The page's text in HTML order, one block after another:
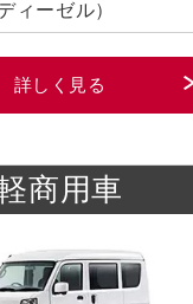
ィーゼル）
詳しく見る
商用車